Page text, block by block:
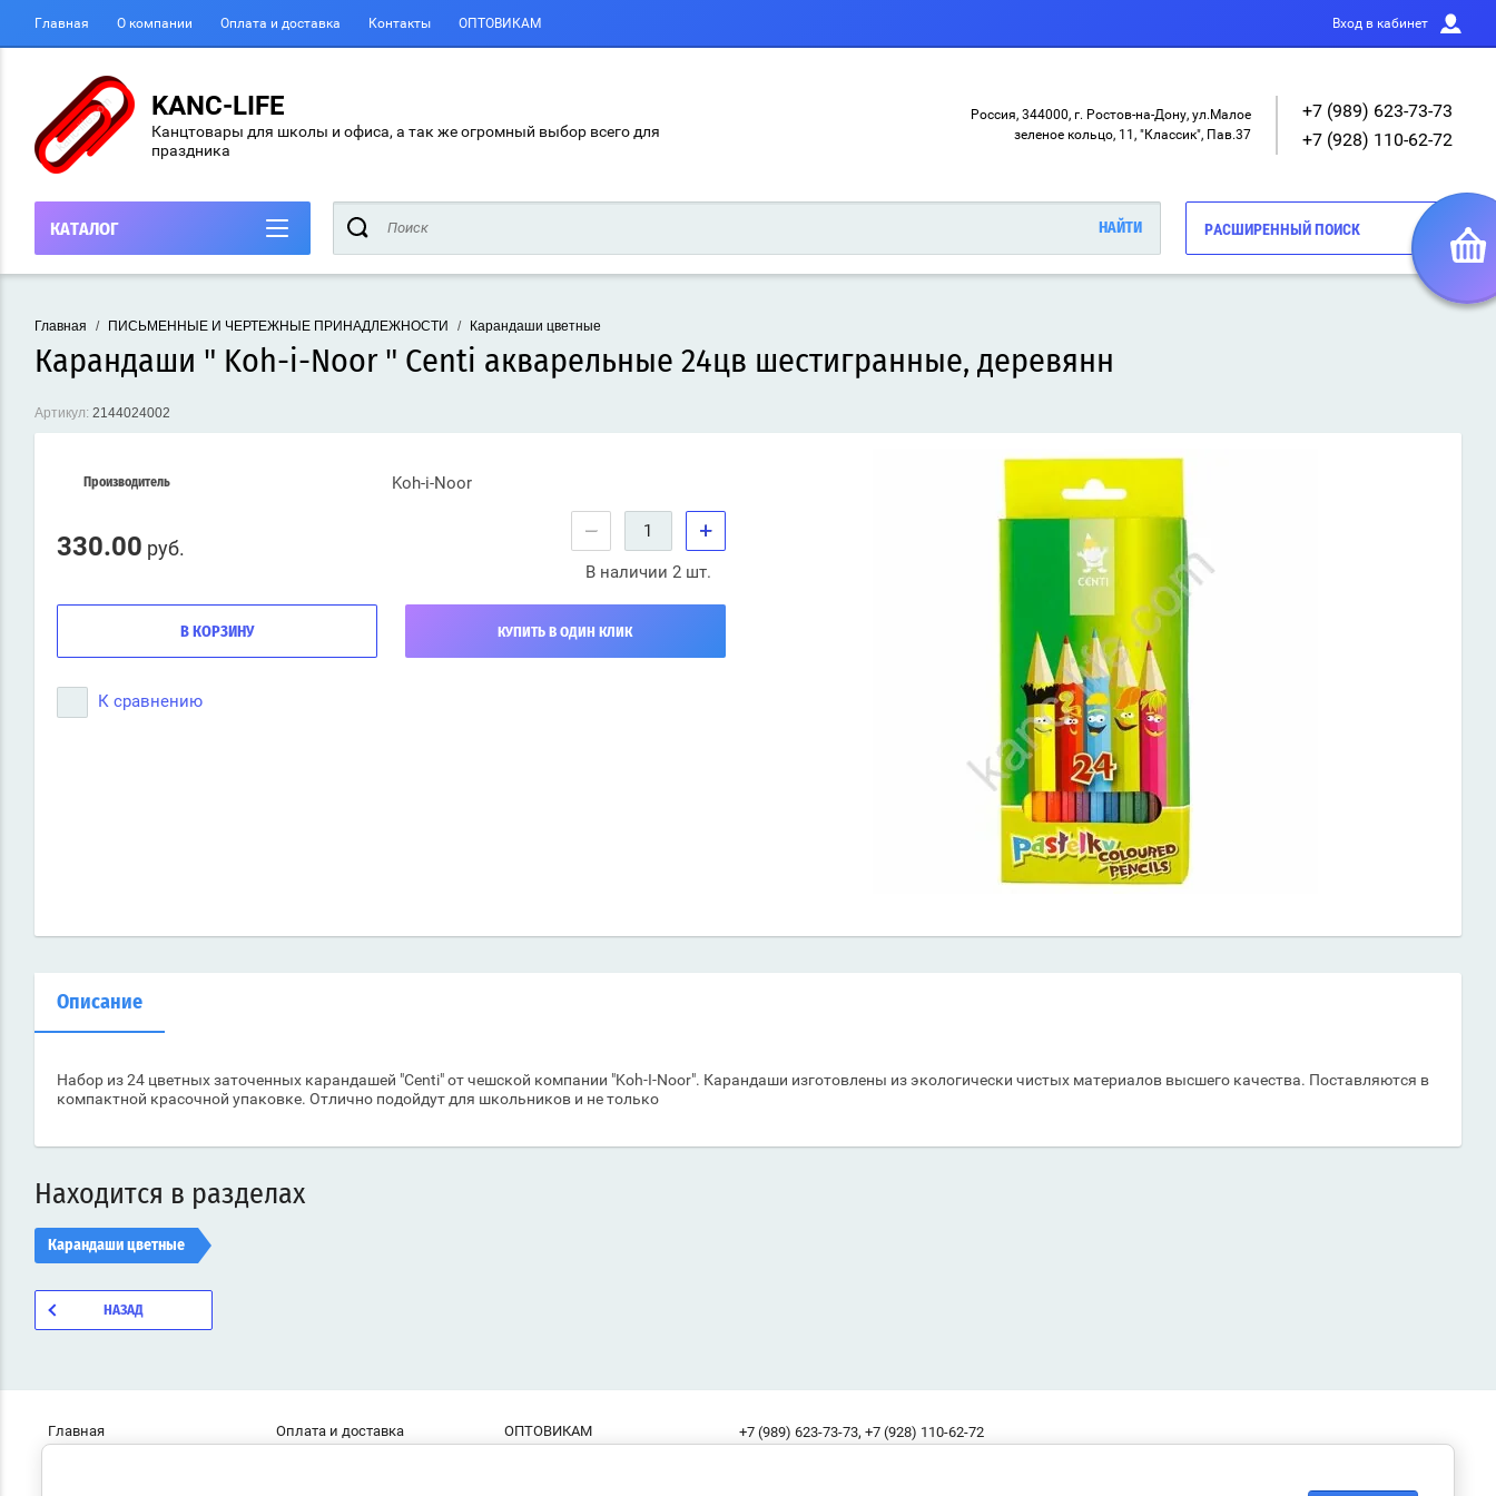
Главная О компании Оплата и доставка Контакты ОПТОВИКАМ Вход в кабинет
KANC-LIFE
Канцтовары для школы и офиса, а так же огромный выбор всего для
праздника
Россия, 344000, г. Ростов-на-Дону, ул.Малое
зеленое кольцо, 11, "Классик", Пав.37
+7 (989) 623-73-73
+7 (928) 110-62-72
КАТАЛОГ РАСШИРЕННЫЙ ПОИСК
Главная / ПИСЬМЕННЫЕ И ЧЕРТЕЖНЫЕ ПРИНАДЛЕЖНОСТИ / Карандаши цветные
Карандаши " Koh-i-Noor " Centi акварельные 24цв шестигранные, деревянн
Артикул: 2144024002
Производитель Koh-i-Noor
330.00 руб.
− +
В наличии 2 шт.
В КОРЗИНУ КУПИТЬ В ОДИН КЛИК
К сравнению
Описание
Набор из 24 цветных заточенных карандашей "Centi" от чешской компании "Koh-I-Noor". Карандаши изготовлены из экологически чистых материалов высшего качества. Поставляются в
компактной красочной упаковке. Отлично подойдут для школьников и не только
Находится в разделах
Карандаши цветные
НАЗАД
Главная Оплата и доставка ОПТОВИКАМ +7 (989) 623-73-73, +7 (928) 110-62-72
(с 8:00 до 17:00 без выходных)